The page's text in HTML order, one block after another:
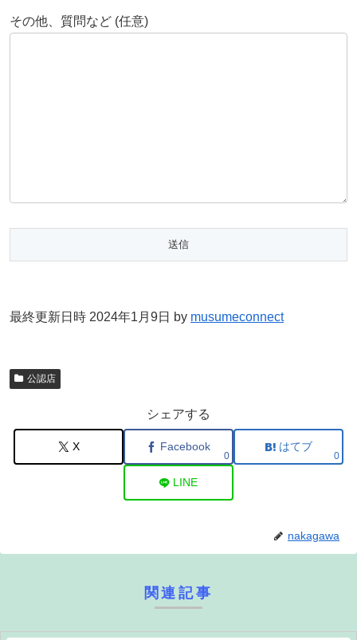
その他、質問など (任意)
最終更新日時 2024年1月9日 by musumeconnect
公認店
シェアする
X Facebook
0
はてブ
0
LINE
nakagawa
関連記事